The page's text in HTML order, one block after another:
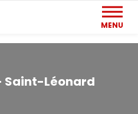
MENU
Saint-Léonard